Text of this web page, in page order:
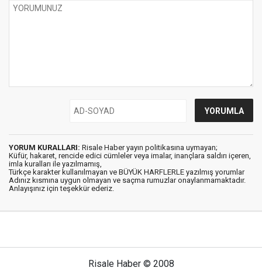
YORUM KURALLARI: Risale Haber yayın politikasına uymayan;
Küfür, hakaret, rencide edici cümleler veya imalar, inançlara saldırı içeren,
imla kuralları ile yazılmamış,
Türkçe karakter kullanılmayan ve BÜYÜK HARFLERLE yazılmış yorumlar
Adınız kısmına uygun olmayan ve saçma rumuzlar onaylanmamaktadır.
Anlayışınız için teşekkür ederiz.
Risale Haber © 2008